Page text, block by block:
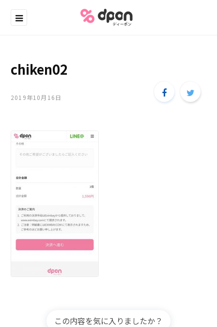
chiken02
2019年10月16日
この内容を気に入りましたか？